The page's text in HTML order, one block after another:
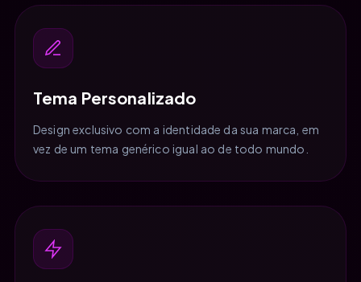
Tema Personalizado
Design exclusivo com a identidade da sua marca, em
vez de um tema genérico igual ao de todo mundo.